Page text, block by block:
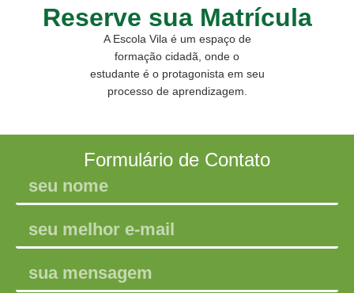
Reserve sua Matrícula
A Escola Vila é um espaço de
formação cidadã, onde o
estudante é o protagonista em seu
processo de aprendizagem.
Formulário de Contato